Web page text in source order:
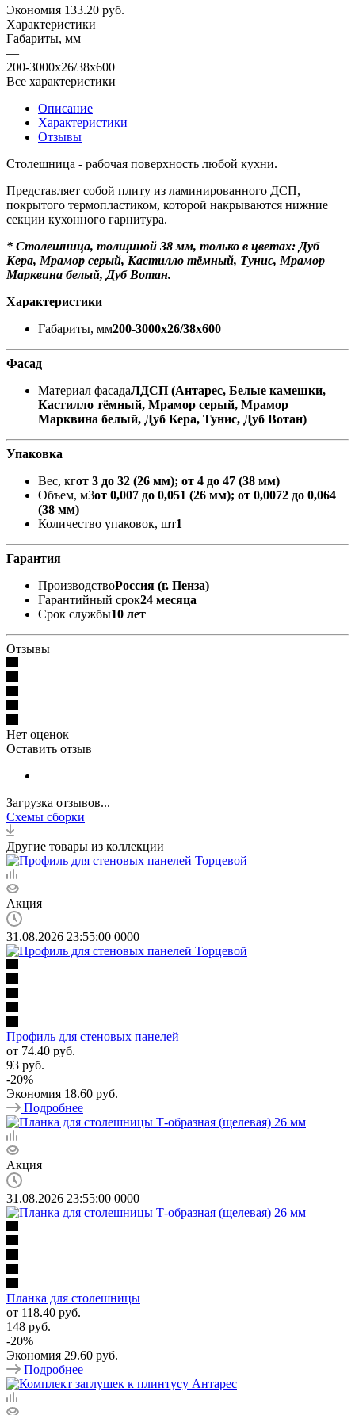
Экономия 133.20 руб.
Характеристики
Габариты, мм
—
200-3000х26/38х600
Все характеристики
Описание
Характеристики
Отзывы
Столешница - рабочая поверхность любой кухни.
Представляет собой плиту из ламинированного ДСП,
покрытого термопластиком, которой накрываются нижние
секции кухонного гарнитура.
* Столешница, толщиной 38 мм, только в цветах: Дуб
Кера, Мрамор серый, Кастилло тёмный, Тунис, Мрамор
Марквина белый, Дуб Вотан.
Характеристики
Габариты, мм200-3000х26/38х600
Фасад
Материал фасадаЛДСП (Антарес, Белые камешки,
Кастилло тёмный, Мрамор серый, Мрамор
Марквина белый, Дуб Кера, Тунис, Дуб Вотан)
Упаковка
Вес, кгот 3 до 32 (26 мм); от 4 до 47 (38 мм)
Объем, м3от 0,007 до 0,051 (26 мм); от 0,0072 до 0,064
(38 мм)
Количество упаковок, шт1
Гарантия
ПроизводствоРоссия (г. Пенза)
Гарантийный срок24 месяца
Срок службы10 лет
Отзывы
Нет оценок
Оставить отзыв
Загрузка отзывов...
Схемы сборки
Другие товары из коллекции
Акция
31.08.2026 23:55:00 0000
Профиль для стеновых панелей
от 74.40 руб.
93 руб.
-20%
Экономия 18.60 руб.
Подробнее
Акция
31.08.2026 23:55:00 0000
Планка для столешницы
от 118.40 руб.
148 руб.
-20%
Экономия 29.60 руб.
Подробнее